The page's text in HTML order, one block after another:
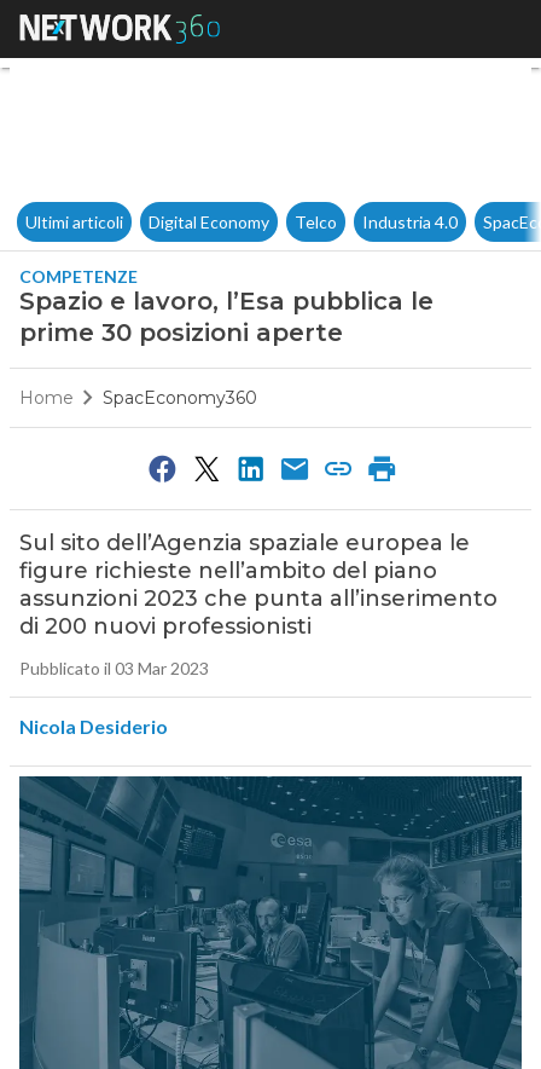
Spazio e lavoro, l’Esa
Ultimi articoli Digital Economy Telco Industria 4.0
COMPETENZE
Spazio e lavoro, l’Esa pubblica le
prime 30 posizioni aperte
Home SpacEconomy360
Sul sito dell’Agenzia spaziale europea le
figure richieste nell’ambito del piano
assunzioni 2023 che punta all’inserimento
di 200 nuovi professionisti
Pubblicato il 03 Mar 2023
Nicola Desiderio